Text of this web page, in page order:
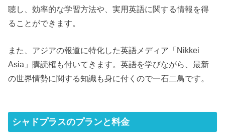
聴し、効率的な学習方法や、実用英語に関する情報を得
ることができます。
また、アジアの報道に特化した英語メディア「Nikkei
Asia」購読権も付いてきます。英語を学びながら、最新
の世界情勢に関する知識も身に付くので一石二鳥です。
シャドプラスのプランと料金